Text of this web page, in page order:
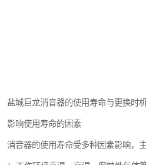
盐城巨龙消音器的使用寿命与更换时
影响使用寿命的因素
消音器的使用寿命受多种因素影响，主